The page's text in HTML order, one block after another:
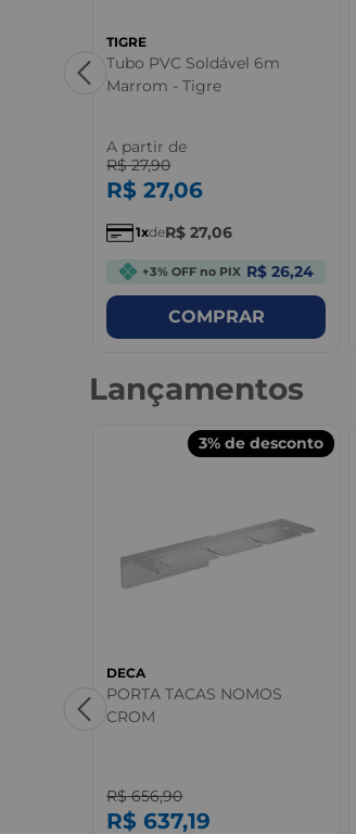
TIGRE
Tubo PVC Soldável 6m
Marrom - Tigre
A partir de
R$ 27,90
R$ 27,06
1 deR$ 27,06
+3% OFF no PIX R$ 26,24
COMPRAR
Lançamentos
3% de desconto
DECA
PORTA TACAS NOMOS
CROM
R$ 656,90
R$ 637,19